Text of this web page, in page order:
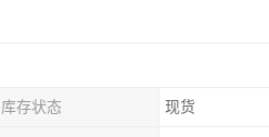
库存状态 现货